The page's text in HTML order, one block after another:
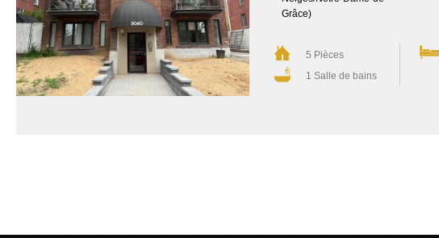
Grâce)
5 Pièces
1 Salle de bains